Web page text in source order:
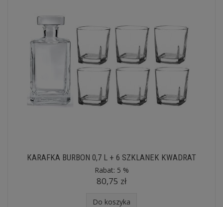
KARAFKA BURBON 0,7 L + 6 SZKLANEK KWADRAT
Rabat: 5 %
80,75 zł
Do koszyka